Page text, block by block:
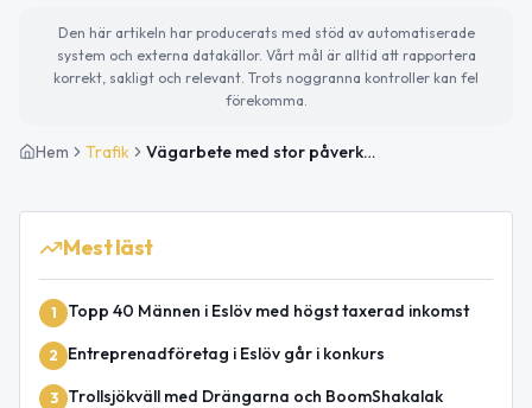
Den här artikeln har producerats med stöd av automatiserade
system och externa datakällor. Vårt mål är alltid att rapportera
korrekt, sakligt och relevant. Trots noggranna kontroller kan fel
förekomma.
Hem Trafik Vägarbete med stor påverkan på väg 113 mellan Öslöv N och Orrahus avslutat
Mest läst
1 Topp 40 Männen i Eslöv med högst taxerad inkomst
2 Entreprenadföretag i Eslöv går i konkurs
3 Trollsjökväll med Drängarna och BoomShakalak